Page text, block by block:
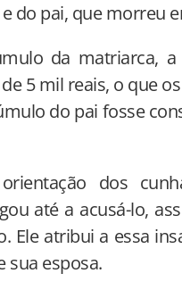
do pai, que morreu
da matriarca, a
5 mil reais, o que
do pai fosse
dos
até a acusá-lo,
Ele atribui a essa
sua esposa.